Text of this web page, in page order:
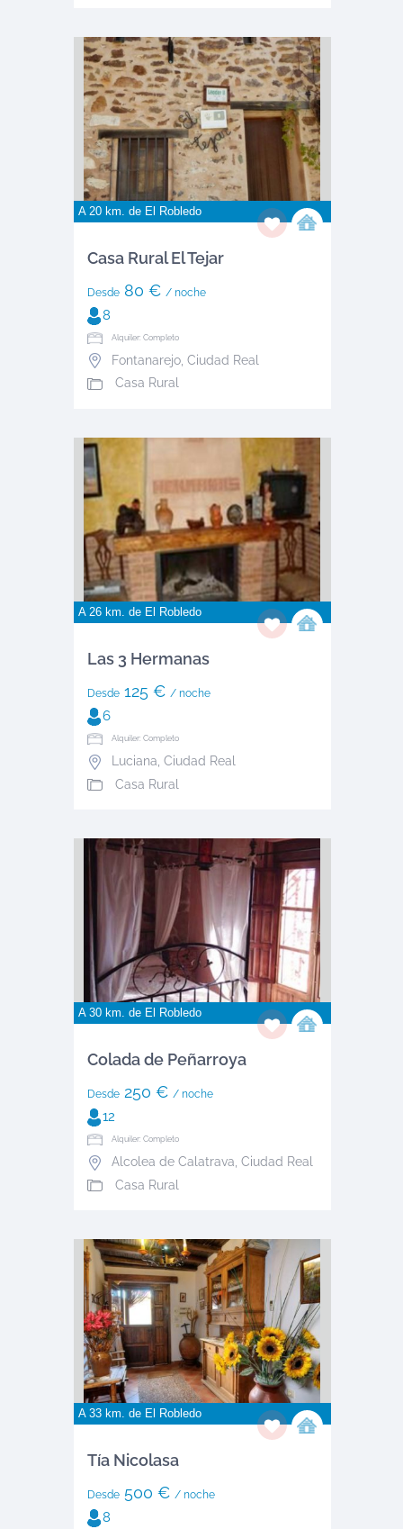
A 20 km. de El Robledo
Casa Rural El Tejar
Desde80 € / noche
8
Alquiler: Completo
Fontanarejo, Ciudad Real
Casa Rural
A 26 km. de El Robledo
Las 3 Hermanas
Desde125 € / noche
6
Alquiler: Completo
Luciana Ciudad Real
Casa Rural
A 30 km. de El Robledo
Colada de Peñarroya
Desde250 € / noche
12
Alquiler: Completo
Alcolea de Calatrava, Ciudad Real
Casa Rural
A 33 km. de El Robledo
Tía Nicolasa
Desde500 € / noche
8